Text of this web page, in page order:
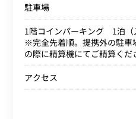
駐車場
1階コインパーキング 1泊
※完全先着順。提携外の駐車
の際に精算機にてご精算くだ
アクセス